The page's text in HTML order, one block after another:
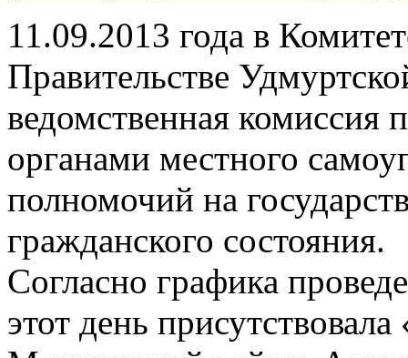
11.09.2013 года в
Правительстве
ведомственная комиссия
органами местного
полномочий на
гражданского состояния.
Согласно графика
этот день